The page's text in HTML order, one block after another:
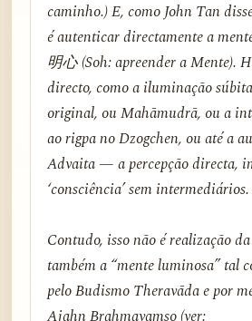
caminho.) E, como John Tan
é autenticar directamente a
明心 (Soh: apreender a Mente).
directo, como a iluminação
original, ou Mahāmudrā, ou a
ao rigpa no Dzogchen, ou até a
Advaita — a percepção directa,
‘consciência’ sem
Contudo, isso não é realização
também a “mente luminosa” tal
pelo Budismo Theravāda e por